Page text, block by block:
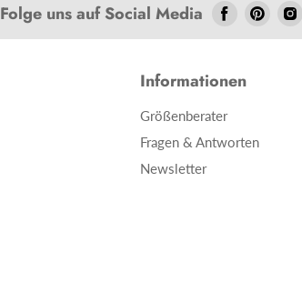
Folge uns auf Social Media
Folgen
Facebook
Folgen
Informationen
Größenberater
Fragen & Antworten
Newsletter